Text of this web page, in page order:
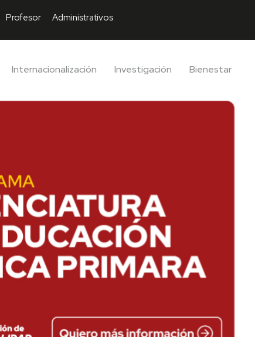
Profesor Administrativos
Internacionalización Investigación Bienestar